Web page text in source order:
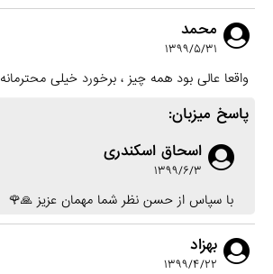
محمد
۱۳۹۹/۵/۳۱
واقعا عالی بود همه چیز ، برخورد خیلی
پاسخ میزبان:
اسحاق اسکندری
۱۳۹۹/۶/۳
با سپاس از حسن نظر شما مهمان عزیز 🙏🌹
بهزاد
۱۳۹۹/۴/۲۲